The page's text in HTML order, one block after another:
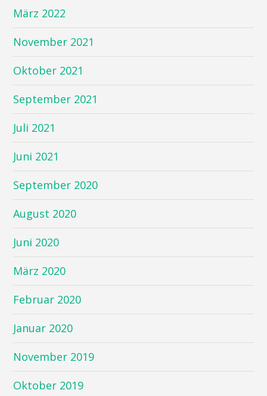
März 2022
November 2021
Oktober 2021
September 2021
Juli 2021
Juni 2021
September 2020
August 2020
Juni 2020
März 2020
Februar 2020
Januar 2020
November 2019
Oktober 2019